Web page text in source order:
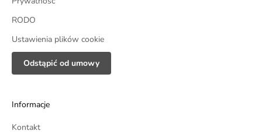
RODO
Ustawienia plików cookie
Odstąpić od umowy
Informacje
Kontakt